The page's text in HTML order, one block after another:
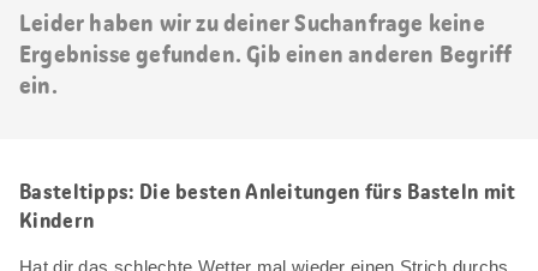
Leider haben wir zu deiner Suchanfrage keine
Ergebnisse gefunden. Gib einen anderen Begriff
ein.
Basteltipps: Die besten Anleitungen fürs Basteln mit
Kindern
Hat dir das schlechte Wetter mal wieder einen Strich durchs